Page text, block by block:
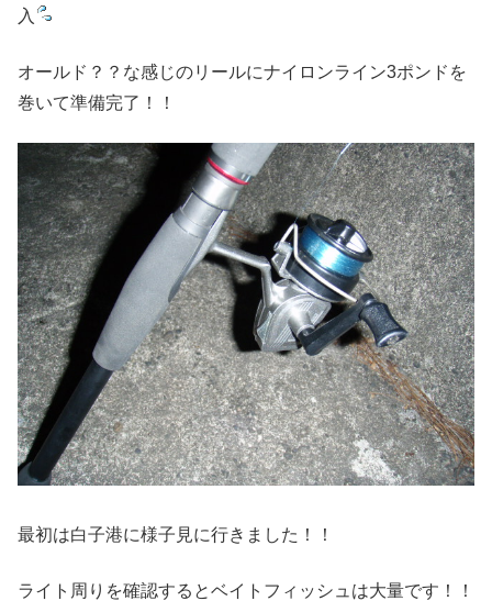
入
オールド？？な感じのリールにナイロンライン3ポンドを
巻いて準備完了！！
最初は白子港に様子見に行きました！！
ライト周りを確認するとベイトフィッシュは大量です！！